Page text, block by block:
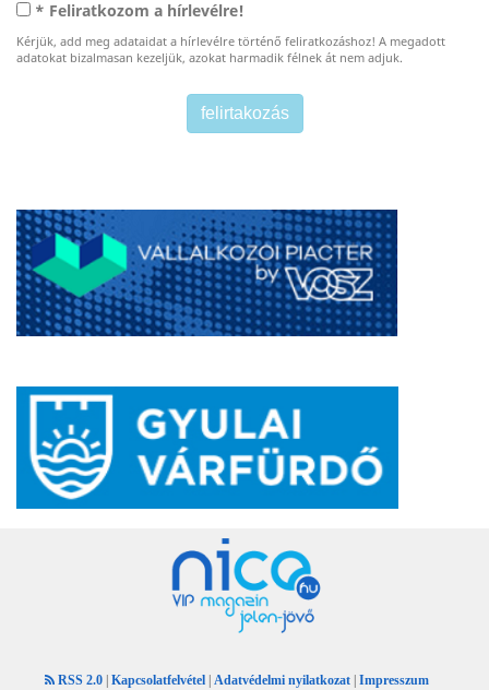
* Feliratkozom a hírlevélre!
Kérjük, add meg adataidat a hírlevélre történő feliratkozáshoz! A megadott
adatokat bizalmasan kezeljük, azokat harmadik félnek át nem adjuk.
RSS 2.0 | Kapcsolatfelvétel | Adatvédelmi nyilatkozat | Impresszum